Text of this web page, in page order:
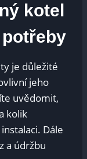
kotel
je důležité
jeho
uvědomit,
kolik
Dále
a údržbu